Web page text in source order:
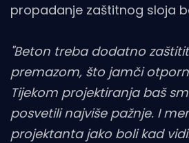
propadanje zaštitnog sloja
"Beton treba dodatno
premazom, što jamči
Tijekom projektiranja baš
posvetili najviše pažnje. I
projektanta jako boli kad